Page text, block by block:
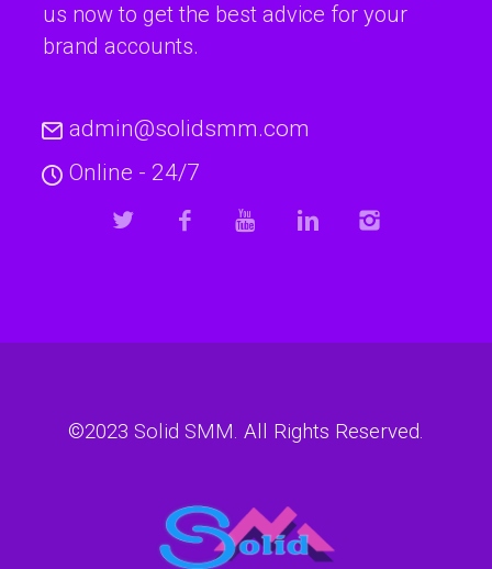
us now to get the best advice for your
brand accounts.
admin@solidsmm.com
Online - 24/7
©2023 Solid SMM. All Rights Reserved.